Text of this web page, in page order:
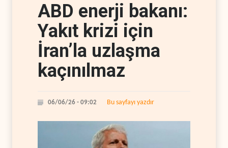
ABD enerji bakanı:
Yakıt krizi için
İran’la uzlaşma
kaçınılmaz
06/06/26 - 09:02 Bu sayfayı yazdır